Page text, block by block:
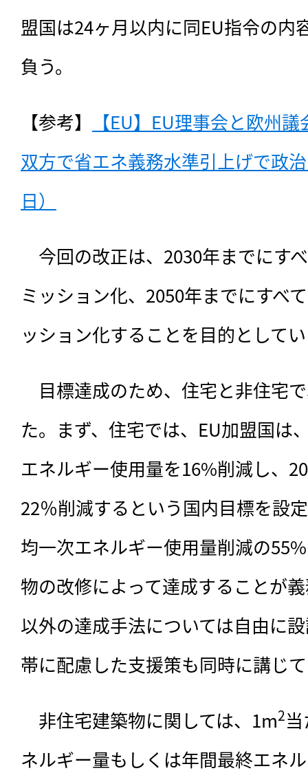
盟国は24ヶ月以内に同EU指令の内
負う。
【参考】
【EU】EU理事会と欧州
双方で省エネ義務水準引上げで政
日）
今回の改正は、 2030年までにす
ミッション化、2050年までにすべ
ッション化することを目的として
目標達成のため、住宅と非住宅
た。まず、住宅では、EU加盟国は
エネルギー使用量を16%削減し、
22％削減するという国内目標を設
均一次エネルギー使用量削減の
物の改修によって達成することが
以外の達成手法については自由に
帯に配慮した支援策も同時に講じ
非住宅建築物に関しては、1m2
ネルギー量もしくは年間最終エネ